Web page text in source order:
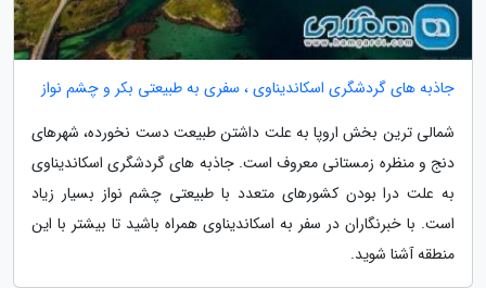
جاذبه های گردشگری اسکاندیناوی ، سفری به طبیعتی بکر و چشم نواز
شمالی ترین بخش اروپا به علت داشتن طبیعت دست نخورده، شهرهای
دنج و منظره زمستانی معروف است. جاذبه های گردشگری اسکاندیناوی
به علت درا بودن کشورهای متعدد با طبیعتی چشم نواز بسیار زیاد
است. با خبرنگاران در سفر به اسکاندیناوی همراه باشید تا بیشتر با این
منطقه آشنا شوید.